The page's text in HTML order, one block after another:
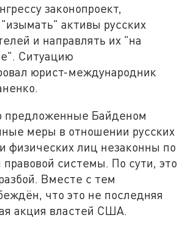
законопроект,
активы русских
и направлять их "на
Ситуацию
юрист-международник
предложенные Байденом
меры в отношении русских
физических лиц незаконны по
системы. По сути, это
Вместе с тем
что это не последняя
акция властей США.